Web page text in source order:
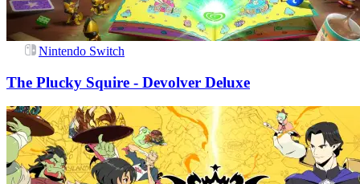
Nintendo Switch
The Plucky Squire - Devolver Deluxe